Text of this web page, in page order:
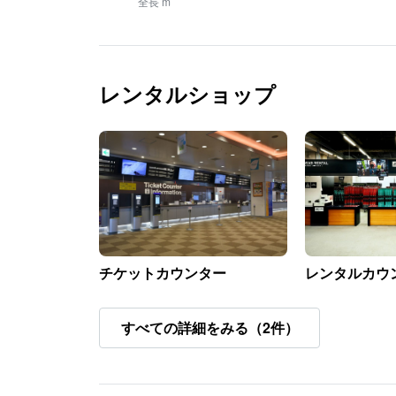
レンタルショップ
チケットカウンター レンタルカウ
すべての詳細をみる（2件）